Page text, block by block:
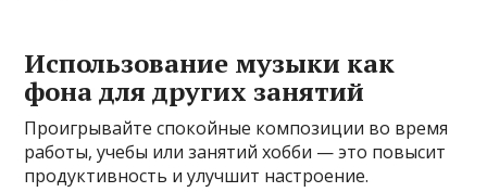
Использование музыки как
фона для других занятий
Проигрывайте спокойные композиции во время
работы, учебы или занятий хобби — это повысит
продуктивность и улучшит настроение.